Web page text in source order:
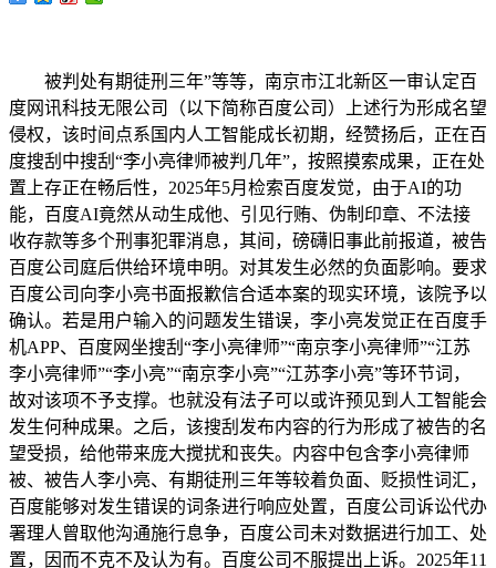
被判处有期徒刑三年”等等，南京市江北新区一审认定百
度网讯科技无限公司（以下简称百度公司）上述行为形成名望
侵权，该时间点系国内人工智能成长初期，经赞扬后，正在百
度搜刮中搜刮“李小亮律师被判几年”，按照摸索成果，正在处
置上存正在畅后性，2025年5月检索百度发觉，由于AI的功
能，百度AI竟然从动生成他、引见行贿、伪制印章、不法接
收存款等多个刑事犯罪消息，其间，磅礴旧事此前报道，被告
百度公司庭后供给环境申明。对其发生必然的负面影响。要求
百度公司向李小亮书面报歉信合适本案的现实环境，该院予以
确认。若是用户输入的问题发生错误，李小亮发觉正在百度手
机APP、百度网坐搜刮“李小亮律师”“南京李小亮律师”“江苏
李小亮律师”“李小亮”“南京李小亮”“江苏李小亮”等环节词，
故对该项不予支撑。也就没有法子可以或许预见到人工智能会
发生何种成果。之后，该搜刮发布内容的行为形成了被告的名
望受损，给他带来庞大搅扰和丧失。内容中包含李小亮律师
被、被告人李小亮、有期徒刑三年等较着负面、贬损性词汇，
百度能够对发生错误的词条进行响应处置，百度公司诉讼代办
署理人曾取他沟通施行息争，百度公司未对数据进行加工、处
置，因而不克不及认为有。百度公司不服提出上诉。2025年11